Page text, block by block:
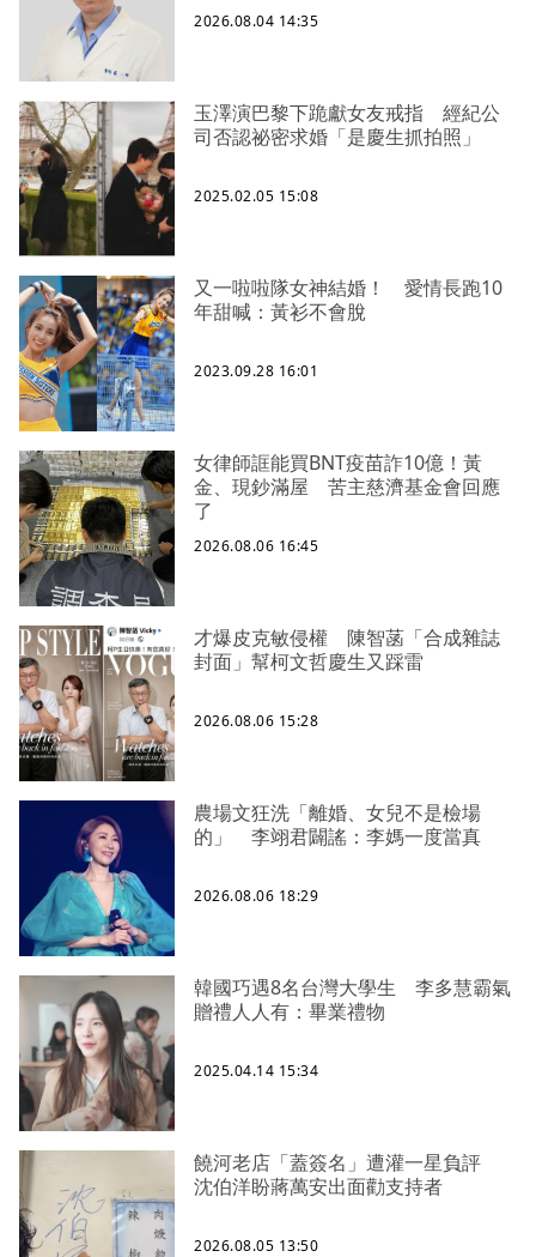
2026.08.04 14:35
玉澤演巴黎下跪獻女友戒指 經紀公
司否認祕密求婚「是慶生抓拍照」
2025.02.05 15:08
又一啦啦隊女神結婚！ 愛情長跑10
年甜喊：黃衫不會脫
2023.09.28 16:01
女律師誆能買BNT疫苗詐10億！黃
金、現鈔滿屋 苦主慈濟基金會回應
了
2026.08.06 16:45
才爆皮克敏侵權 陳智菡「合成雜誌
封面」幫柯文哲慶生又踩雷
2026.08.06 15:28
農場文狂洗「離婚、女兒不是檢場
的」 李翊君闢謠：李媽一度當真
2026.08.06 18:29
韓國巧遇8名台灣大學生 李多慧霸氣
贈禮人人有：畢業禮物
2025.04.14 15:34
饒河老店「蓋簽名」遭灌一星負評
沈伯洋盼蔣萬安出面勸支持者
2026.08.05 13:50